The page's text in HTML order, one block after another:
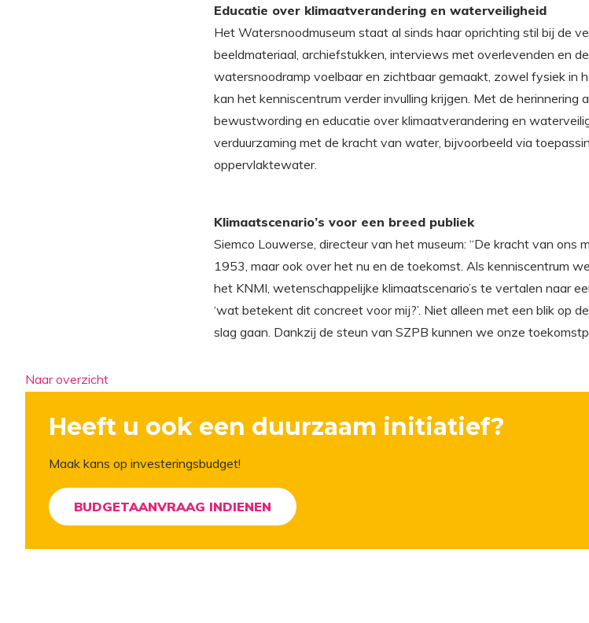
Educatie over klimaatverandering en waterveiligheid
Het Watersnoodmuseum staat al sinds haar oprichting stil bij de
beeldmateriaal, archiefstukken, interviews met overlevenden en
watersnoodramp voelbaar en zichtbaar gemaakt, zowel fysiek in
kan het kenniscentrum verder invulling krijgen. Met de
bewustwording en educatie over klimaatverandering en
verduurzaming met de kracht van water, bijvoorbeeld via
oppervlaktewater.
Klimaatscenario’s voor een breed publiek
Siemco Louwerse, directeur van het museum: “De kracht van ons
1953, maar ook over het nu en de toekomst. Als kenniscentrum
het KNMI, wetenschappelijke klimaatscenario’s te vertalen naar
‘wat betekent dit concreet voor mij?’. Niet alleen met een blik op
slag gaan. Dankzij de steun van SZPB kunnen we onze
Naar overzicht
Heeft u ook een duurzaam initiatief?
Maak kans op investeringsbudget!
BUDGETAANVRAAG INDIENEN